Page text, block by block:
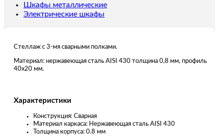
Шкафы металлические
Электрические шкафы
Стеллаж с 3-мя сварными полками.
Материал: нержавеющая сталь AISI 430 толщина 0,8 мм, профиль
40х20 мм.
Характеристики
Конструкция: Сварная
Материал каркаса: Нержавеющая сталь AISI 430
Толщина корпуса: 0.8 мм